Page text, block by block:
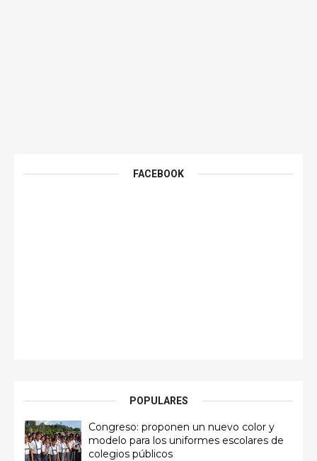
FACEBOOK
POPULARES
Congreso: proponen un nuevo color y
modelo para los uniformes escolares de
colegios públicos